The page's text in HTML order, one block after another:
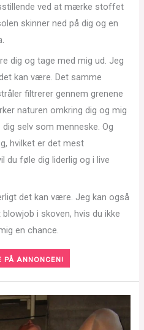
ved at mærke stoffet
skinner ned på dig og en
dig og tage med mig ud. Jeg
kan være. Det samme
filtrerer gennem grenene
naturen omkring dig og mig
selv som menneske. Og
hvilket er det mest
du føle dig liderlig og i live
det kan være. Jeg kan også
i skoven, hvis du ikke
en chance.
PÅ ANNONCEN!